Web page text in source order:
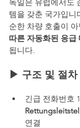
독일은 유럽에서도
템을 갖춘 국가입니
순한 차량 호출이 아
따른 자동화된 응급
됩니다.
▶ 구조 및 절차
긴급 전화번호
연결